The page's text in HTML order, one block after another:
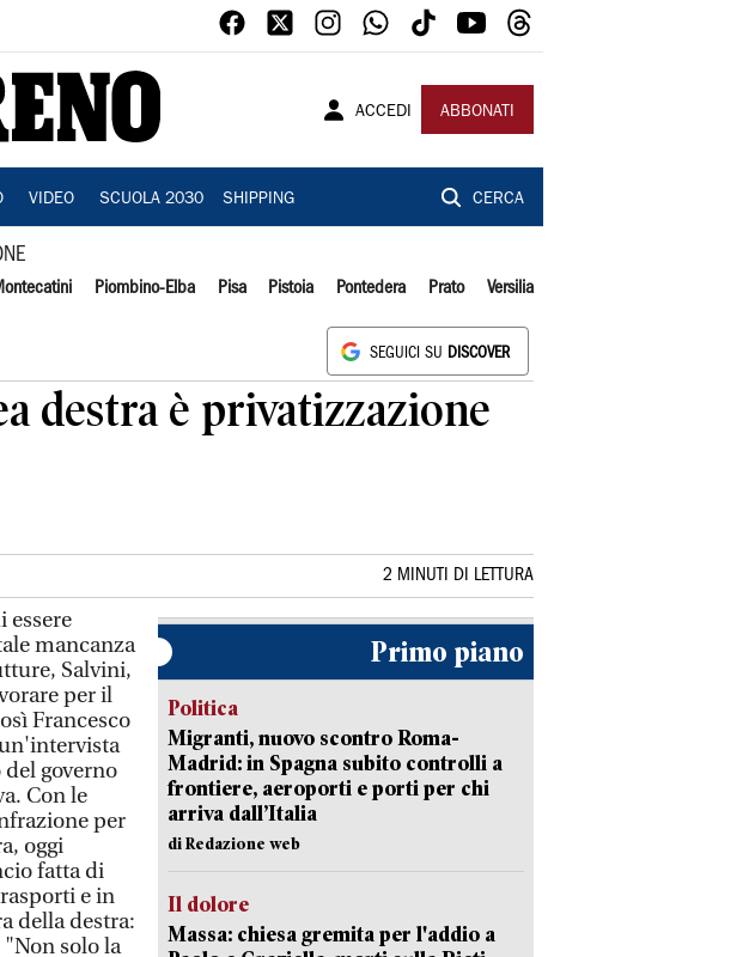
ACCEDI ABBONATI
VIDEO SCUOLA 2030 SHIPPING CERCA
Piombino-Elba Pisa Pistoia Pontedera Prato Versilia
SEGUICI SU DISCOVER
destra è privatizzazione
2 MINUTI DI LETTURA
essere
mancanza
Salvini,
per il
Francesco
governo
Con le
per
oggi
fatta di
e in
della destra:
solo la
Primo piano
Politica
Migranti, nuovo scontro Roma-
Madrid: in Spagna subito controlli a
frontiere, aeroporti e porti per chi
arriva dall’Italia
di Redazione web
Il dolore
Massa: chiesa gremita per l'addio a